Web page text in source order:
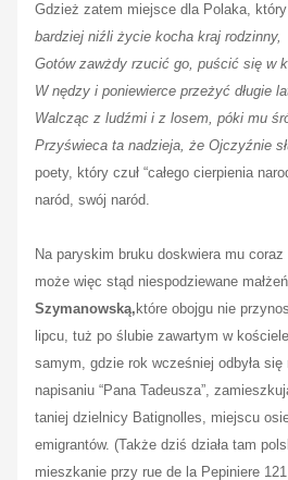
Gdzież zatem miejsce dla Polaka, który
bardziej niźli życie kocha kraj rodzinny,
Gotów zawżdy rzucić go, puścić się w
W nędzy i poniewierce przeżyć długie
Walcząc z ludźmi i z losem, póki mu
Przyświeca ta nadzieja, że Ojczyźnie
poety, który czuł “całego cierpienia
naród, swój naród.
Na paryskim bruku doskwiera mu
może więc stąd niespodziewane
Szymanowską, które obojgu nie
lipcu, tuż po ślubie zawartym w
samym, gdzie rok wcześniej odbyła
napisaniu “Pana Tadeusza”,
taniej dzielnicy Batignolles, miejscu
emigrantów. (Także dziś działa tam
mieszkanie przy rue de la Pepiniere